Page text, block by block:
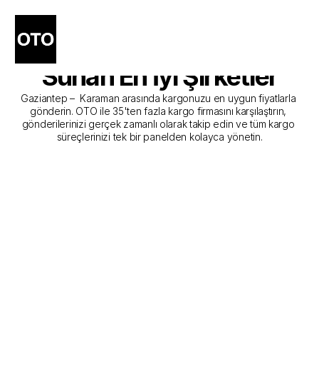
Gaziantep - Karaman
Kargo Gönderim Hizmeti
Sunan En İyi Şirketler
Gaziantep –  Karaman arasında kargonuzu en uygun fiyatlarla
gönderin. OTO ile 35'ten fazla kargo firmasını karşılaştırın,
gönderilerinizi gerçek zamanlı olarak takip edin ve tüm kargo
süreçlerinizi tek bir panelden kolayca yönetin.